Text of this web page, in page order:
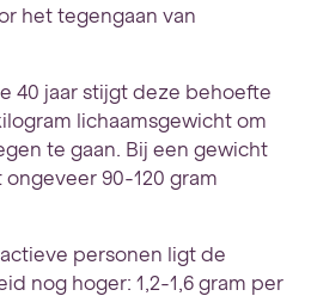
het tegengaan van
40 jaar stijgt deze behoefte
lichaamsgewicht om
te gaan. Bij een gewicht
90-120 gram
personen ligt de
nog hoger: 1,2-1,6 gram per